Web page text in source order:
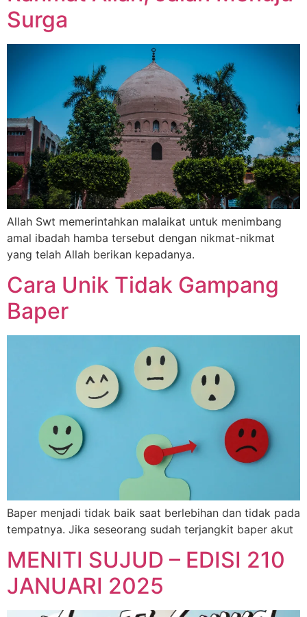
Surga
Allah Swt memerintahkan malaikat untuk menimbang
amal ibadah hamba tersebut dengan nikmat-nikmat
yang telah Allah berikan kepadanya.
Cara Unik Tidak Gampang
Baper
Baper menjadi tidak baik saat berlebihan dan tidak pada
tempatnya. Jika seseorang sudah terjangkit baper akut
MENITI SUJUD – EDISI 210
JANUARI 2025